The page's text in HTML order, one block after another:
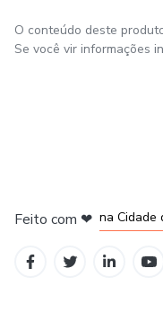
O conteúdo deste
Se você vir informações
Feito com ❤ na Cidade